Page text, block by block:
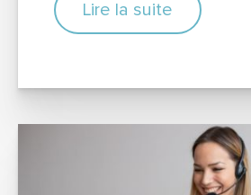
Lire la suite